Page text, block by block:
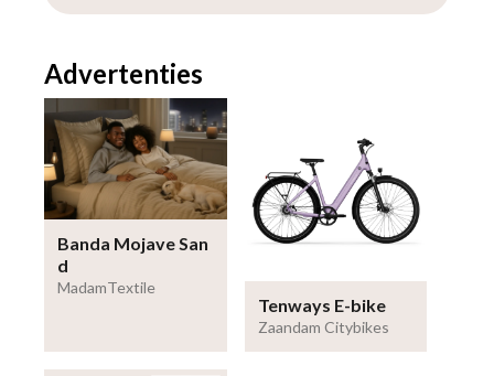
Advertenties
Banda Mojave San
d
MadamTextile
Tenways E-bike
Zaandam Citybikes